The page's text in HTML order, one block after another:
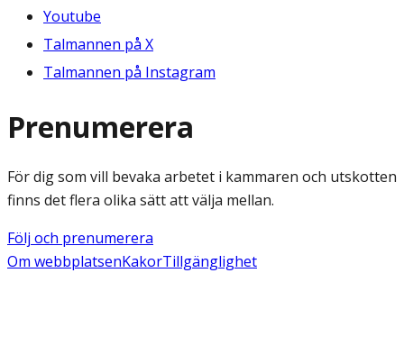
Youtube
Talmannen på X
Talmannen på Instagram
Prenumerera
För dig som vill bevaka arbetet i kammaren och utskotten
finns det flera olika sätt att välja mellan.
Följ och prenumerera
Om webbplatsenKakorTillgänglighet